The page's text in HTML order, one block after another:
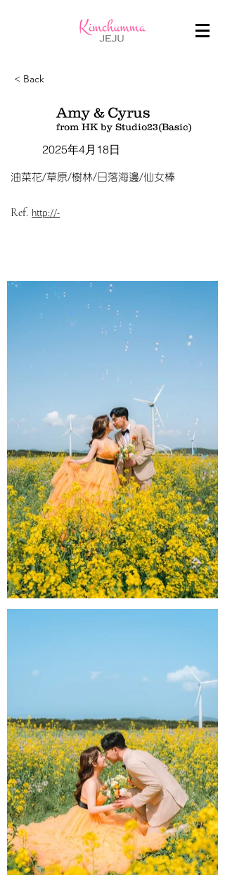
< Back
Amy & Cyrus
from HK by Studio23(Basic)
2025年4月18日
油菜花/草原/樹林/日落海邊/仙女棒
Ref. http://-